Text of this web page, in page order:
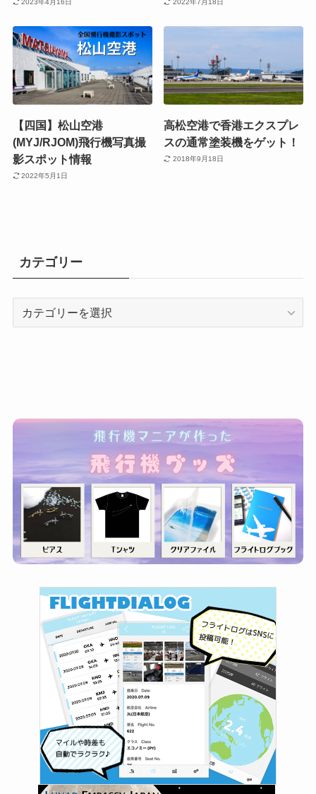
2023年4月16日 2022年7月18日
【四国】松山空港
(MYJ/RJOM)飛行機写真撮
影スポット情報
2022年5月1日
高松空港で香港エクスプレ
スの通常塗装機をゲット！
2018年9月18日
カテゴリー